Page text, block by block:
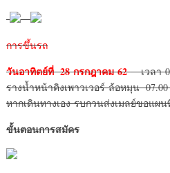
การขึ้นรถ
วันอาทิตย์ที่ 28 กรกฎาคม 62 เวลา
รางน้ำหน้าคิงเพาวเวอร์ ล้อหมุน
หากเดินทางเอง รบกวนส่งเมลย์ขอแผน
ขั้นตอนการสมัคร